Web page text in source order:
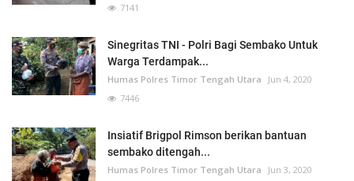
7141
Sinegritas TNI - Polri Bagi Sembako Untuk
Warga Terdampak...
Humas Polres Timor Tengah Utara
Jun 4, 2020
7446
Insiatif Brigpol Rimson berikan bantuan
sembako ditengah...
Humas Polres Timor Tengah Utara
Jun 3, 2020